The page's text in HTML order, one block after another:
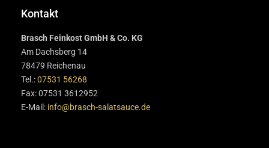
Kontakt
Brasch Feinkost GmbH & Co. KG
Am Dachsberg 14
78479 Reichenau
Tel.:07531 56268
Fax: 07531 3612952
E-Mail: info@brasch-salatsauce.de